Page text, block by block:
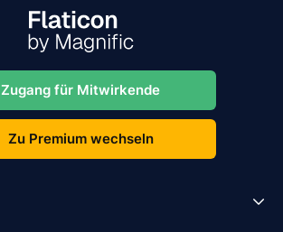
Zugang für Mitwirkende
Zu Premium wechseln